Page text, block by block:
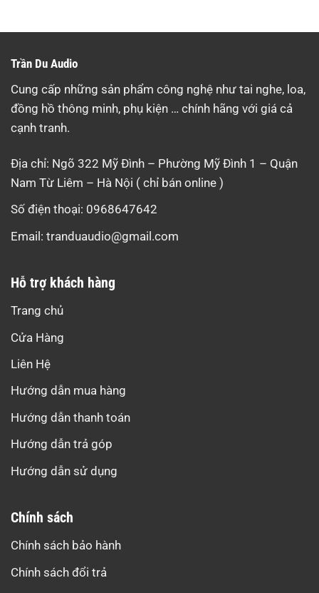
Trần Du Audio
Cung cấp những sản phẩm công nghệ như tai nghe, loa,
đồng hồ thông minh, phụ kiện … chính hãng với giá cả
cạnh tranh.
Địa chỉ: Ngõ 322 Mỹ Đình – Phường Mỹ Đình 1 – Quận
Nam Từ Liêm – Hà Nội ( chỉ bán online )
Số điện thoại: 0968647642
Email: tranduaudio@gmail.com
Hỗ trợ khách hàng
Trang chủ
Cửa Hàng
Liên Hệ
Hướng dẫn mua hàng
Hướng dẫn thanh toán
Hướng dẫn trả góp
Hướng dẫn sử dụng
Chính sách
Chính sách bảo hành
Chính sách đổi trả